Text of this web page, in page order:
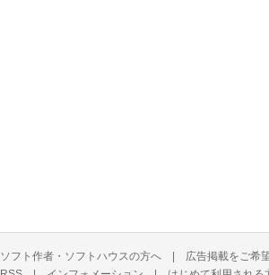
ソフト作者・ソフトハウスの方へ | 広告掲載をご希